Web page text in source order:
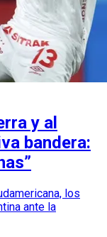
y al
bandera:
los
ante la